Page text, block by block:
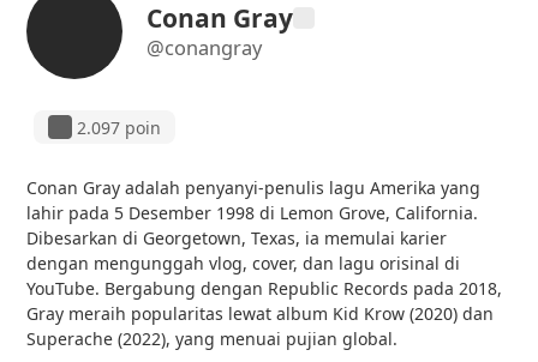
Conan Gray
@conangray
2.097 poin
Conan Gray adalah penyanyi-penulis lagu Amerika yang
lahir pada 5 Desember 1998 di Lemon Grove, California.
Dibesarkan di Georgetown, Texas, ia memulai karier
dengan mengunggah vlog, cover, dan lagu orisinal di
YouTube. Bergabung dengan Republic Records pada 2018,
Gray meraih popularitas lewat album Kid Krow (2020) dan
Superache (2022), yang menuai pujian global.